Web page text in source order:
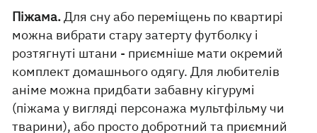
Піжама.Для сну або переміщень по квартирі
можна вибрати стару затерту футболку і
розтягнуті штани - приємніше мати окремий
комплект домашнього одягу. Для любителів
аніме можна придбати забавну кігурумі
(піжама у вигляді персонажа мультфільму чи
тварини), або просто добротний та приємний